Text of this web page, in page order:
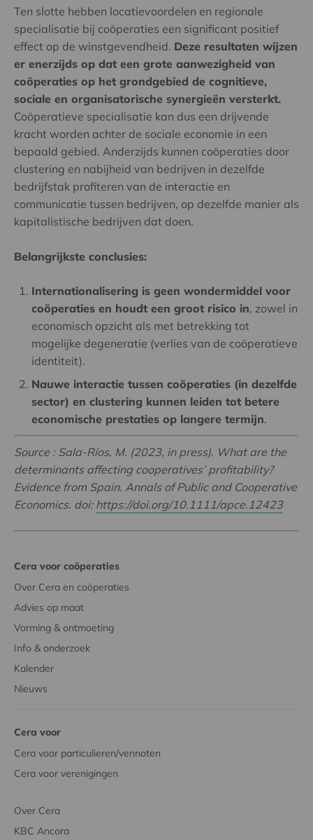
Ten slotte hebben locatievoordelen en regionale
specialisatie bij coöperaties een significant positief
effect op de winstgevendheid. Deze resultaten wijzen
er enerzijds op dat een grote aanwezigheid van
coöperaties op het grondgebied de cognitieve,
sociale en organisatorische synergieën versterkt.
Coöperatieve specialisatie kan dus een drijvende
kracht worden achter de sociale economie in een
bepaald gebied. Anderzijds kunnen coöperaties door
clustering en nabijheid van bedrijven in dezelfde
bedrijfstak profiteren van de interactie en
communicatie tussen bedrijven, op dezelfde manier als
kapitalistische bedrijven dat doen.
Belangrijkste conclusies:
Internationalisering is geen wondermiddel voor
coöperaties en houdt een groot risico in, zowel in
economisch opzicht als met betrekking tot
mogelijke degeneratie (verlies van de coöperatieve
identiteit).
Nauwe interactie tussen coöperaties (in dezelfde
sector) en clustering kunnen leiden tot betere
economische prestaties op langere termijn.
Source : Sala-Ríos, M. (2023, in press). What are the
determinants affecting cooperatives’ profitability?
Evidence from Spain. Annals of Public and Cooperative
Economics. doi: https://doi.org/10.1111/apce.12423
Cera voor coöperaties
Over Cera en coöperaties
Advies op maat
Vorming & ontmoeting
Info & onderzoek
Kalender
Nieuws
Cera voor
Cera voor particulieren/vennoten
Cera voor verenigingen
Over Cera
KBC Ancora